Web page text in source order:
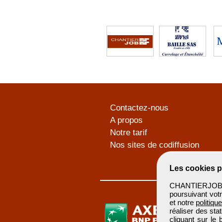
Les cookies
poursuivant
et notre
réaliser des
cliquant sur le
Contactez-nous
A propos
Notre tarif
Nos sites de codiffusion